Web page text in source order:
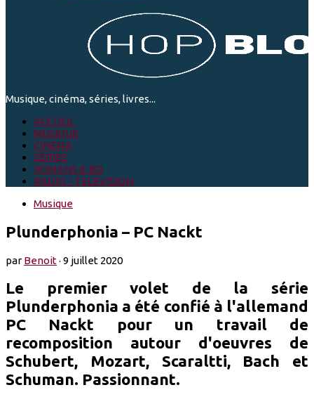
Musique, cinéma, séries, livres...
ACCUEIL
MUSIQUE
CINEMA
SÉRIES
ROMANS & BD
RADIO - TELEVISION
Musique
Plunderphonia – PC Nackt
parBenoit· 9 juillet 2020
Le premier volet de la série
Plunderphonia a été confié à l'allemand
PC Nackt pour un travail de
recomposition autour d'oeuvres de
Schubert, Mozart, Scaraltti, Bach et
Schuman. Passionnant.